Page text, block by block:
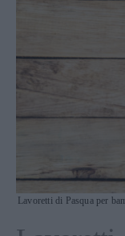
Lavoretti di Pasqua per